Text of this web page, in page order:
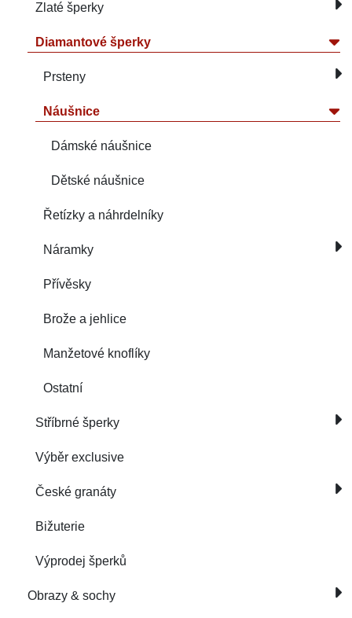
Zlaté šperky
Diamantové šperky
Prsteny
Náušnice
Dámské náušnice
Dětské náušnice
Řetízky a náhrdelníky
Náramky
Přívěsky
Brože a jehlice
Manžetové knoflíky
Ostatní
Stříbrné šperky
Výběr exclusive
České granáty
Bižuterie
Výprodej šperků
Obrazy & sochy